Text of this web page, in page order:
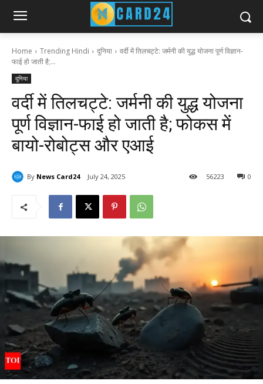
Home Trending Hindi दुनिया
वर्दी में तिलचट्टे: जर्मनी की युद्ध योजना पूर्ण विज्ञान-
फाई हो जाती है;...
दुनिया
वर्दी में तिलचट्टे: जर्मनी की युद्ध योजना
पूर्ण विज्ञान-फाई हो जाती है; फोकस में
बायो-रोबोट्स और एआई
By News Card24 July 24, 2025 0
56223